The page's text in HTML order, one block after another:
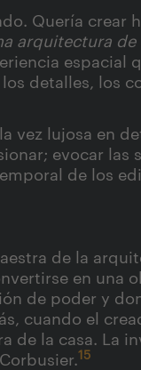
Quería crear
arquitectura
espacial
detalles, los
vez lujosa en
evocar
de los
de la
en una
de poder y
cuando el
de la casa. La
15